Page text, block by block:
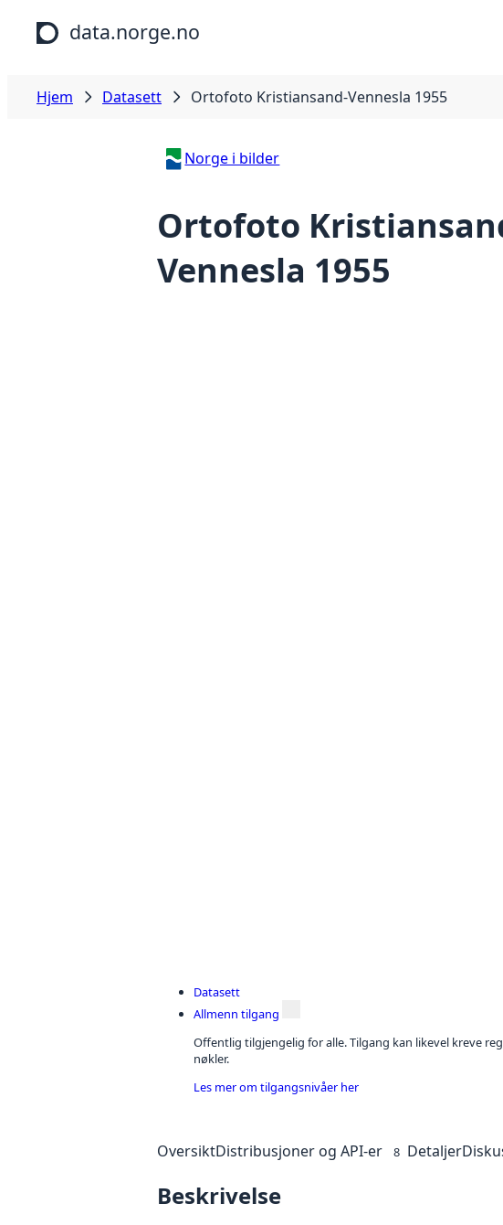
Hopp til hovedinnhold
data.norge.no
Hjem Datasett Ortofoto Kristiansand-Vennesla 1955
Norge i bilder
Ortofoto
Vennesla 1955
Datasett
Allmenn tilgang
Offentlig tilgjengelig for alle. Tilgang kan likevel kreve
nøkler.
Les mer om tilgangsnivåer her
OversiktDistribusjoner og API-er 8 Detaljer
Beskrivelse